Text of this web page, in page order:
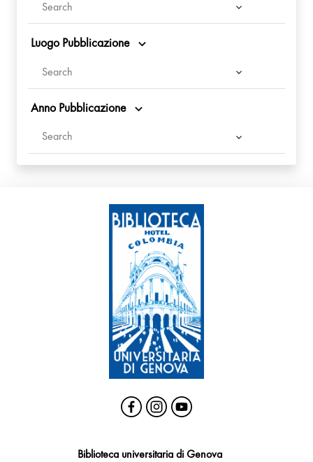
Luogo Pubblicazione
Anno Pubblicazione
Biblioteca universitaria di Genova